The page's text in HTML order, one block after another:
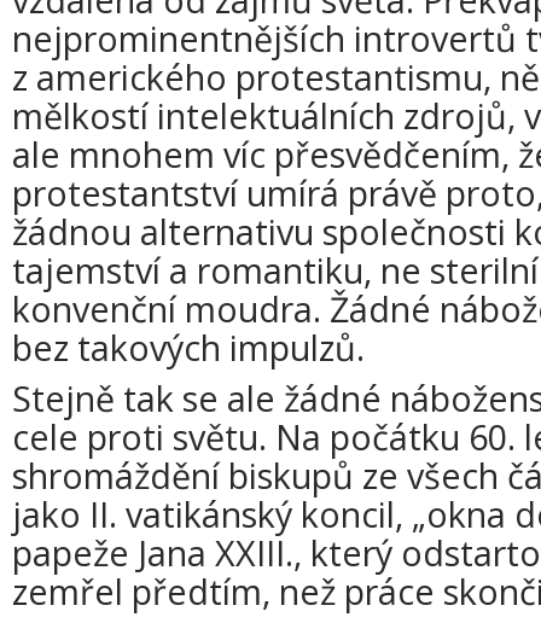
nejprominentnějších introvertů
z amerického protestantismu,
mělkostí intelektuálních zdrojů,
ale mnohem víc přesvědčením,
protestantství umírá právě
žádnou alternativu společnosti
tajemství a romantiku, ne
konvenční moudra. Žádné
bez takových impulzů.
Stejně tak se ale žádné
cele proti světu. Na počátku 60.
shromáždění biskupů ze všech
jako II. vatikánský koncil, „okna
papeže Jana XXIII., který
zemřel předtím, než práce